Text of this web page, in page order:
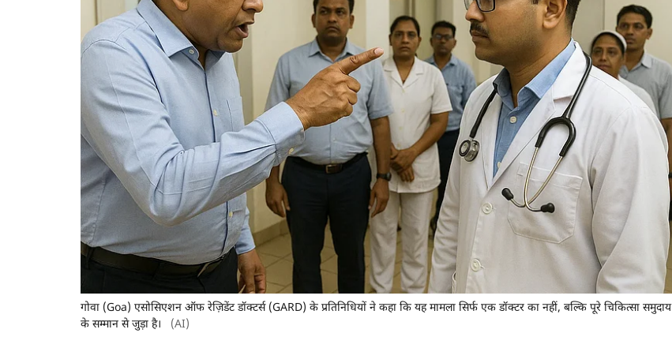
गोवा (Goa) एसोसिएशन ऑफ रेज़िडेंट डॉक्टर्स (GARD) के प्रतिनिधियों ने कहा कि यह मामला सिर्फ एक डॉक्टर का नहीं, बल्कि पूरे चिकित्सा समुदाय
के सम्मान से जुड़ा है।
(AI)